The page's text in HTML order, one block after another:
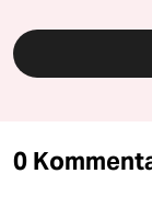
0